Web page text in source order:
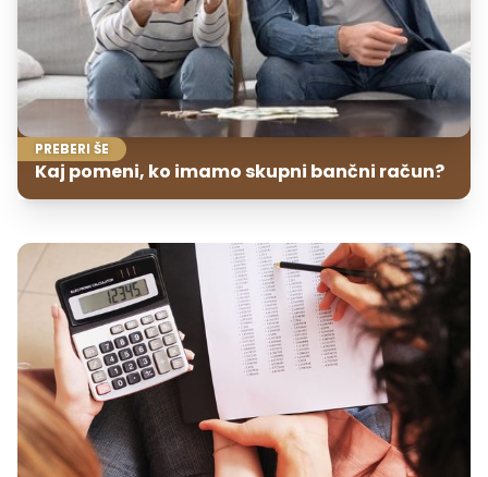
PREBERI ŠE
Kaj pomeni, ko imamo skupni bančni račun?